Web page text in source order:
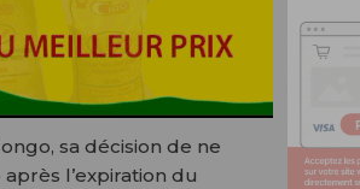
sa décision de ne
l’expiration du